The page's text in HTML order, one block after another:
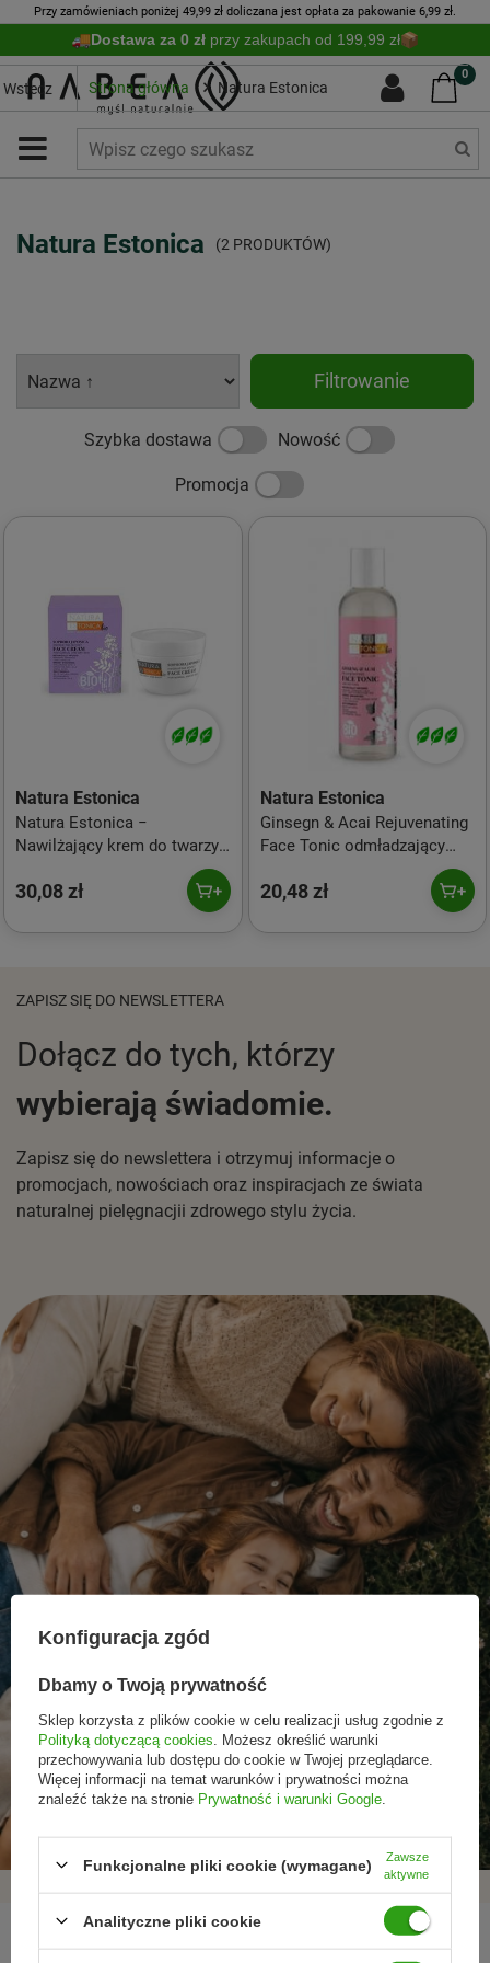
Przy zamówieniach poniżej 49,99 zł doliczana jest opłata za pakowanie 6,99 zł.
Dostawa za 0 zł przy zakupach od 199,99 zł
0
Wstecz Strona główna Natura Estonica
Natura Estonica (2 PRODUKTÓW)
Filtrowanie
Szybka dostawa Nowość
Promocja
Natura Estonica
Natura Estonica −
Nawilżający krem do twarzy
Sophora Japonica Hydrating
Boost Face Cream − 50 ml
30,08 zł
Natura Estonica
Ginsegn & Acai Rejuvenating
Face Tonic odmładzający
tonik przeciwzmarszczkowy
do twarzy 200ml
20,48 zł
ZAPISZ SIĘ DO NEWSLETTERA
Dołącz do tych, którzy
wybierają świadomie.
Zapisz się do newslettera i otrzymuj informacje o
promocjach, nowościach oraz inspiracjach ze świata
naturalnej pielęgnacjii zdrowego stylu życia.
Promocje tylko dla
subskrybentów
Nowości przed
premierą
Rezygnacja w każdej
chwili
REGULAMINY
Konfiguracja zgód
Dbamy o Twoją prywatność
Sklep korzysta z plików cookie w celu realizacji usług zgodnie z
Polityką dotyczącą cookies . Możesz określić warunki
przechowywania lub dostępu do cookie w Twojej przeglądarce.
Więcej informacji na temat warunków i prywatności można
znaleźć także na stronie Prywatność i warunki Google
Funkcjonalne pliki cookie (wymagane)
Zawsze
aktywne
Analityczne pliki cookie